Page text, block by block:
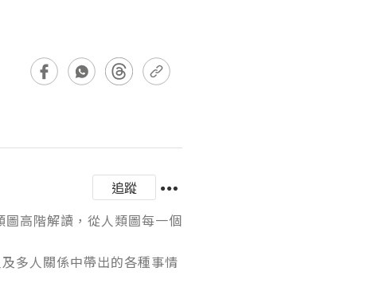
追蹤
高階解讀，從人類圖每一個
多人關係中帶出的各種事情